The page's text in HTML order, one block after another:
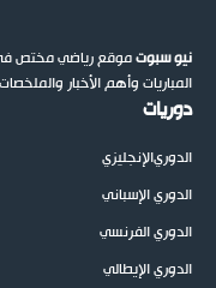
نيو سبوتموقع رياضي مختص في
المباريات وأهم الأخبار والملخصات
دوريات
الدوريالإنجليزي
الدوري الإسباني
الدوري الفرنسي
الدوري الإيطالي